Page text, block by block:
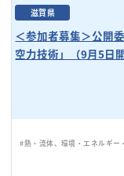
滋賀県
＜参加者募集＞公開
空力技術」（9月5日
#熱・流体、環境・エネルギー